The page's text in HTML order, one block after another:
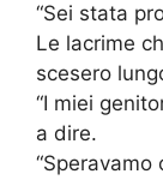
“Sei stata
Le lacrime
scesero
“I miei
a dire.
“Speravamo